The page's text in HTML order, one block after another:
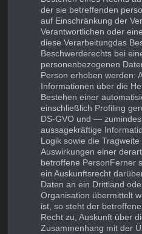
der sie betreffenden
auf Einschränkung der
Verantwortlichen oder
diese Verarbeitungdas
Beschwerderechts bei
personenbezogenen
Person erhoben werden:
Informationen über die
Bestehen einer
einschließlich Profiling
DS-GVO und —
aussagekräftige
Logik sowie die
Auswirkungen einer
betroffene PersonFerner
ein Auskunftsrecht
Daten an ein Drittland
Organisation übermittelt
ist, so steht der
Recht zu, Auskunft über
Zusammenhang mit der